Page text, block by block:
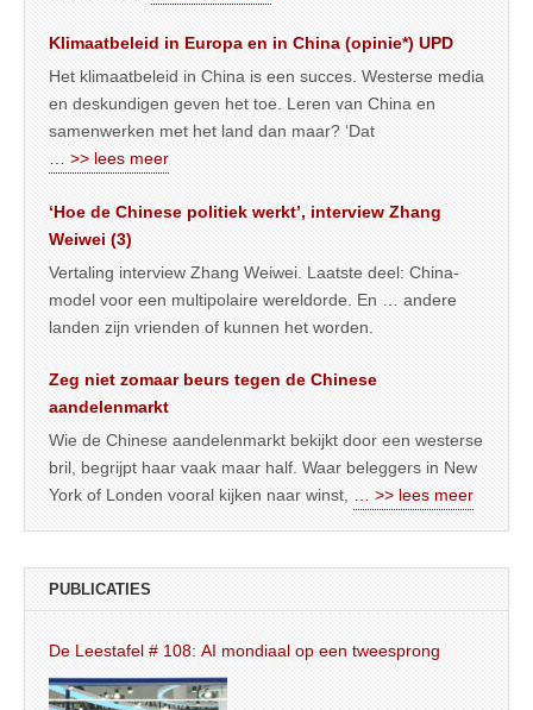
Klimaatbeleid in Europa en in China (opinie*) UPD
Het klimaatbeleid in China is een succes. Westerse media
en deskundigen geven het toe. Leren van China en
samenwerken met het land dan maar? ‘Dat
… >> lees meer
‘Hoe de Chinese politiek werkt’, interview Zhang
Weiwei (3)
Vertaling interview Zhang Weiwei. Laatste deel: China-
model voor een multipolaire wereldorde. En … andere
landen zijn vrienden of kunnen het worden.
Zeg niet zomaar beurs tegen de Chinese
aandelenmarkt
Wie de Chinese aandelenmarkt bekijkt door een westerse
bril, begrijpt haar vaak maar half. Waar beleggers in New
York of Londen vooral kijken naar winst,
… >> lees meer
PUBLICATIES
De Leestafel # 108: AI mondiaal op een tweesprong